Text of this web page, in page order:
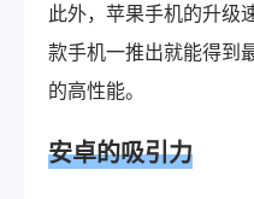
此外，苹果手机的升级
款手机一推出就能得到
的高性能。
安卓的吸引力